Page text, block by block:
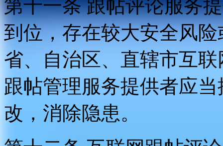
第十一条 跟帖评论服务
到位，存在较大安全风
省、自治区、直辖市互
跟帖管理服务提供者应
改，消除隐患。